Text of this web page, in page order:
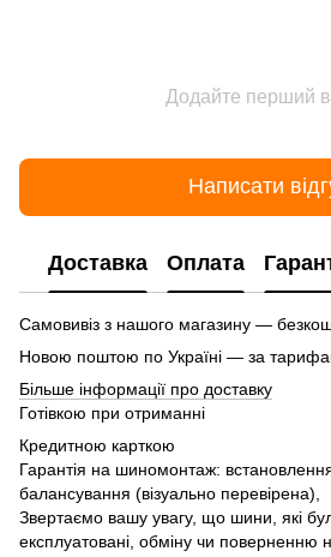
Додайте перший
Написати
Доставка Оплата
Самовивіз з нашого магазину —
Новою поштою по Україні — за
Більше інформації про доставку
Готівкою при отриманні
Кредитною карткою
Гарантія на шиномонтаж:
балансування (візуально перевірена),
Звертаємо вашу увагу, що шини, які
експлуатовані, обміну чи поверненню